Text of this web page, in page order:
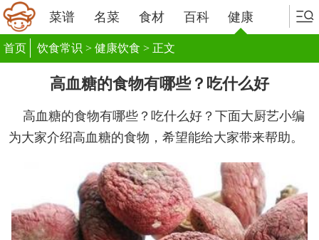
菜谱 名菜 食材 百科 健康
首页 饮食常识 > 健康饮食 > 正文
高血糖的食物有哪些？吃什么好
高血糖的食物有哪些？吃什么好？下面大厨艺小编
为大家介绍高血糖的食物，希望能给大家带来帮助。